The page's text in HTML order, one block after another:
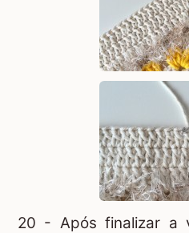
20 - Após finalizar a